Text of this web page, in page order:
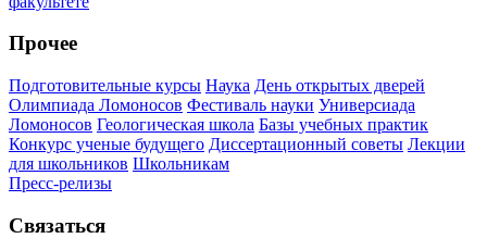
Прочее
Подготовительные курсы Наука День открытых дверей
Олимпиада Ломоносов Фестиваль науки Универсиада
Ломоносов Геологическая школа Базы учебных практик
Конкурс ученые будущего Диссертационный советы Лекции
для школьников Школьникам
Пресс-релизы
Связаться